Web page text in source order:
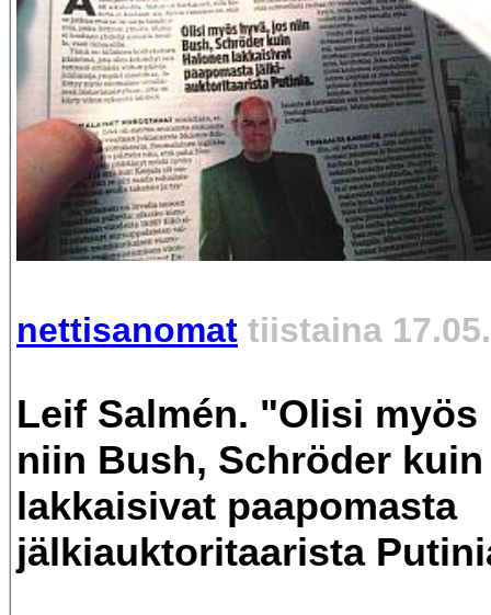
nettisanomat tiistaina
Leif Salmén. "Olisi myös
niin Bush, Schröder
lakkaisivat paapomasta
jälkiauktoritaarista